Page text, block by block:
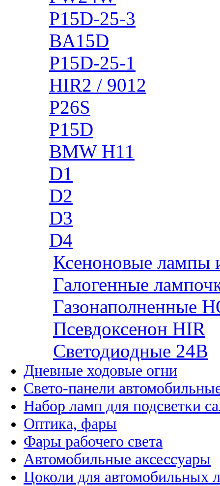
P15D-25-3
BA15D
P15D-25-1
HIR2 / 9012
P26S
P15D
BMW H11
D1
D2
D3
D4
Ксеноновые лампы
Галогенные
Газонаполненные
Псевдоксенон HIR
Cветодиодные 24B
Дневные ходовые огни
Свето-панели
Набор ламп для подсветки
Оптика, фары
Фары рабочего света
Автомобильные аксессуары
Цоколи для автомобильных